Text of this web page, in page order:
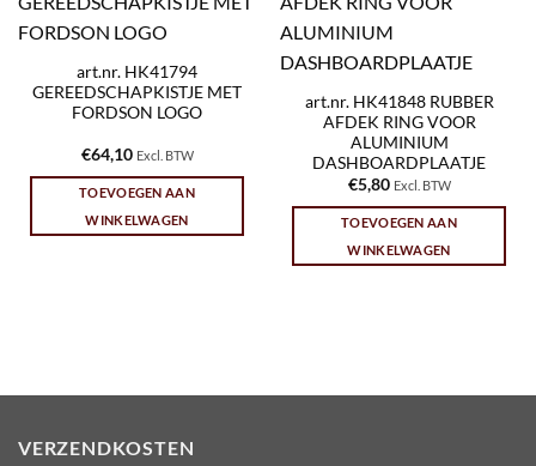
art.nr. HK41794
GEREEDSCHAPKISTJE MET
FORDSON LOGO
€64,10 Excl. BTW
TOEVOEGEN AAN
WINKELWAGEN
art.nr. HK41848 RUBBER
AFDEK RING VOOR
ALUMINIUM
DASHBOARDPLAATJE
€5,80 Excl. BTW
TOEVOEGEN AAN
WINKELWAGEN
VERZENDKOSTEN